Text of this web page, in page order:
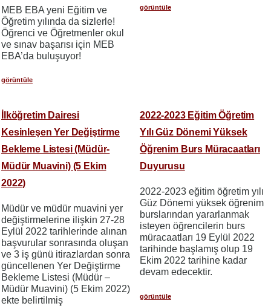
MEB EBA yeni Eğitim ve
Öğretim yılında da sizlerle!
Öğrenci ve Öğretmenler okul
ve sınav başarısı için MEB
EBA’da buluşuyor!
görüntüle
görüntüle
İlköğretim Dairesi
Kesinleşen Yer Değiştirme
Bekleme Listesi (Müdür-
Müdür Muavini) (5 Ekim
2022)
Müdür ve müdür muavini yer
değiştirmelerine ilişkin 27-28
Eylül 2022 tarihlerinde alınan
başvurular sonrasında oluşan
ve 3 iş günü itirazlardan sonra
güncellenen Yer Değiştirme
Bekleme Listesi (Müdür –
Müdür Muavini) (5 Ekim 2022)
ekte belirtilmiş
2022-2023 Eğitim Öğretim
Yılı Güz Dönemi Yüksek
Öğrenim Burs Müracaatları
Duyurusu
2022-2023 eğitim öğretim yılı
Güz Dönemi yüksek öğrenim
burslarından yararlanmak
isteyen öğrencilerin burs
müracaatları 19 Eylül 2022
tarihinde başlamış olup 19
Ekim 2022 tarihine kadar
devam edecektir.
görüntüle